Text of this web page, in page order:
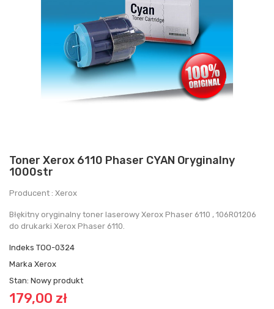
Toner Xerox 6110 Phaser CYAN Oryginalny
1000str
Producent : Xerox
Błękitny oryginalny toner laserowy Xerox Phaser 6110 , 106R01206
do drukarki Xerox Phaser 6110.
Indeks TOO-0324
Marka Xerox
Stan: Nowy produkt
179,00 zł